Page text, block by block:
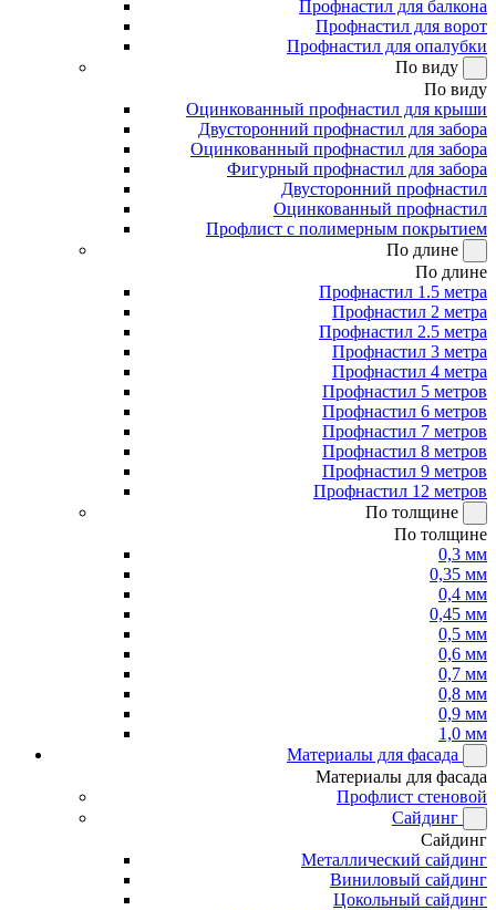
Профнастил для балкона
Профнастил для ворот
Профнастил для опалубки
По виду
По виду
Оцинкованный профнастил для крыши
Двусторонний профнастил для забора
Оцинкованный профнастил для забора
Фигурный профнастил для забора
Двусторонний профнастил
Оцинкованный профнастил
Профлист с полимерным покрытием
По длине
По длине
Профнастил 1.5 метра
Профнастил 2 метра
Профнастил 2.5 метра
Профнастил 3 метра
Профнастил 4 метра
Профнастил 5 метров
Профнастил 6 метров
Профнастил 7 метров
Профнастил 8 метров
Профнастил 9 метров
Профнастил 12 метров
По толщине
По толщине
0,3 мм
0,35 мм
0,4 мм
0,45 мм
0,5 мм
0,6 мм
0,7 мм
0,8 мм
0,9 мм
1,0 мм
Материалы для фасада
Материалы для фасада
Профлист стеновой
Сайдинг
Сайдинг
Металлический сайдинг
Виниловый сайдинг
Цокольный сайдинг